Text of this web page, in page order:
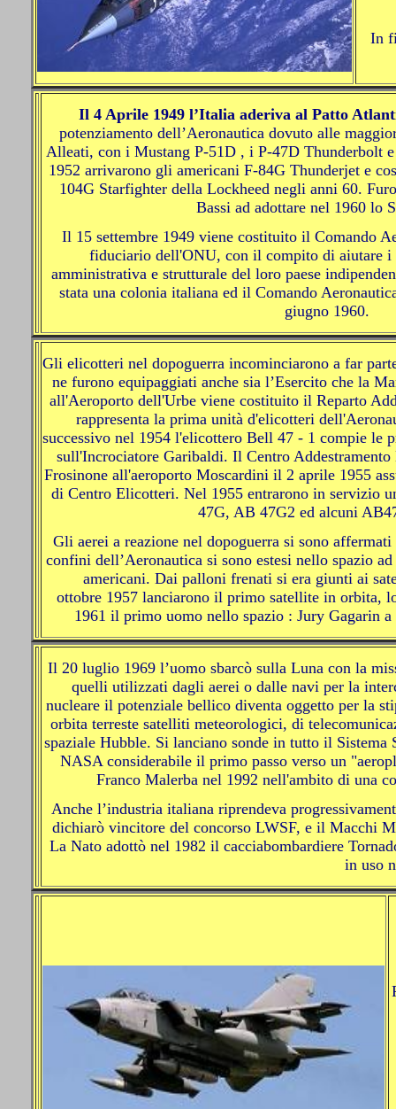
In
Il 4 Aprile 1949 l’Italia aderiva al Patto
potenziamento dell’Aeronautica dovuto alle
Alleati, con i Mustang P-51D , i P-47D Thunderbolt
1952 arrivarono gli americani F-84G Thunderjet e
104G Starfighter della Lockheed negli anni 60.
Bassi ad adottare nel 1960 lo
Il 15 settembre 1949 viene costituito il Comando
fiduciario dell'ONU, con il compito di aiutare i
amministrativa e strutturale del loro paese
stata una colonia italiana ed il Comando
giugno 1960.
Gli elicotteri nel dopoguerra incominciarono a far
ne furono equipaggiati anche sia l’Esercito che la
all'Aeroporto dell'Urbe viene costituito il Reparto
rappresenta la prima unità d'elicotteri
successivo nel 1954 l'elicottero Bell 47 - 1 compie le
sull'Incrociatore Garibaldi. Il Centro
Frosinone all'aeroporto Moscardini il 2 aprile 1955
di Centro Elicotteri. Nel 1955 entrarono in servizio
47G, AB 47G2 ed alcuni
Gli aerei a reazione nel dopoguerra si sono
confini dell’Aeronautica si sono estesi nello spazio
americani. Dai palloni frenati si era giunti ai
ottobre 1957 lanciarono il primo satellite in orbita,
1961 il primo uomo nello spazio : Jury Gagarin
Il 20 luglio 1969 l’uomo sbarcò sulla Luna con la
quelli utilizzati dagli aerei o dalle navi per la
nucleare il potenziale bellico diventa oggetto per la
orbita terreste satelliti meteorologici, di
spaziale Hubble. Si lanciano sonde in tutto il
NASA considerabile il primo passo verso un
Franco Malerba nel 1992 nell'ambito di una
Anche l’industria italiana riprendeva
dichiarò vincitore del concorso LWSF, e il Macchi
La Nato adottò nel 1982 il cacciabombardiere
in uso